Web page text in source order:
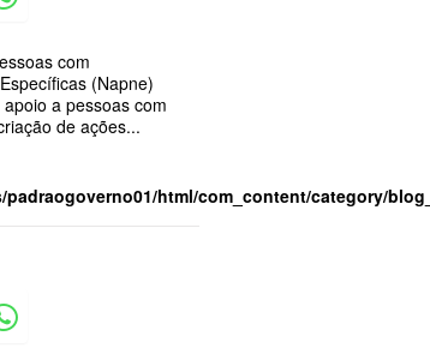
padraogoverno01/html/com_content/category/
com
(Napne)
a pessoas com
de ações...